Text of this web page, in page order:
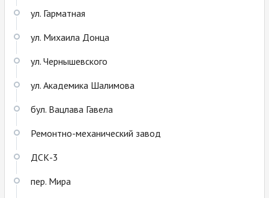
ул. Гарматная
ул. Михаила Донца
ул. Чернышевского
ул. Академика Шалимова
бул. Вацлава Гавела
Ремонтно-механический завод
ДСК-3
пер. Мира